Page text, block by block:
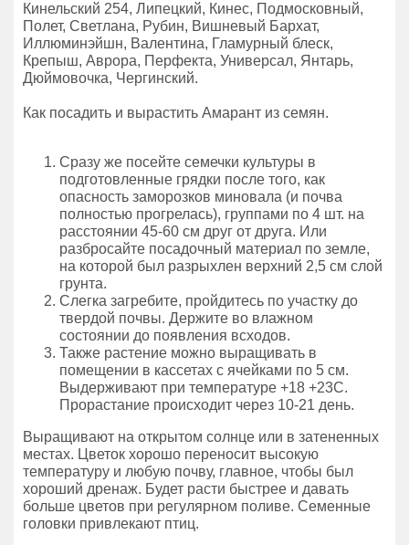
Кинельский 254, Липецкий, Кинес, Подмосковный,
Полет, Светлана, Рубин, Вишневый Бархат,
Иллюминэйшн, Валентина, Гламурный блеск,
Крепыш, Аврора, Перфекта, Универсал, Янтарь,
Дюймовочка, Чергинский.
Как посадить и вырастить Амарант из семян.
Сразу же посейте семечки культуры в
подготовленные грядки после того, как
опасность заморозков миновала (и почва
полностью прогрелась), группами по 4 шт. на
расстоянии 45-60 см друг от друга. Или
разбросайте посадочный материал по земле,
на которой был разрыхлен верхний 2,5 см слой
грунта.
Слегка загребите, пройдитесь по участку до
твердой почвы. Держите во влажном
состоянии до появления всходов.
Также растение можно выращивать в
помещении в кассетах с ячейками по 5 см.
Выдерживают при температуре +18 +23C.
Прорастание происходит через 10-21 день.
Выращивают на открытом солнце или в затененных
местах. Цветок хорошо переносит высокую
температуру и любую почву, главное, чтобы был
хороший дренаж. Будет расти быстрее и давать
больше цветов при регулярном поливе. Семенные
головки привлекают птиц.